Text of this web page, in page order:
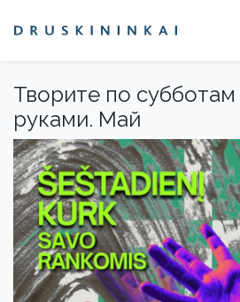
Творите по
руками. Май